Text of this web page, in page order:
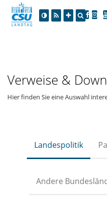
Verweise &
Hier finden Sie eine Auswahl
Landespolitik
Andere